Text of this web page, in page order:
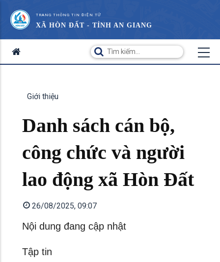
TRANG THÔNG TIN ĐIỆN TỬ
XÃ HÒN ĐẤT - TỈNH AN GIANG
Giới thiệu
Danh sách cán bộ,
công chức và người
lao động xã Hòn Đất
26/08/2025, 09:07
Nội dung đang cập nhật
Tập tin